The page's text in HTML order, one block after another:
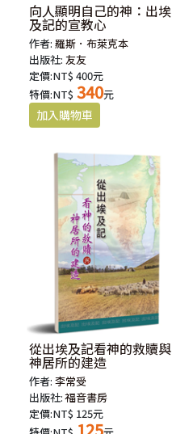
向人顯明自己的神：出埃
及記的宣教心
作者:羅斯．布萊克本
出版社:友友
定價:NT$ 400元
特價:NT$ 340元
從出埃及記看神的救贖與
神居所的建造
作者:李常受
出版社:福音書房
定價:NT$ 125元